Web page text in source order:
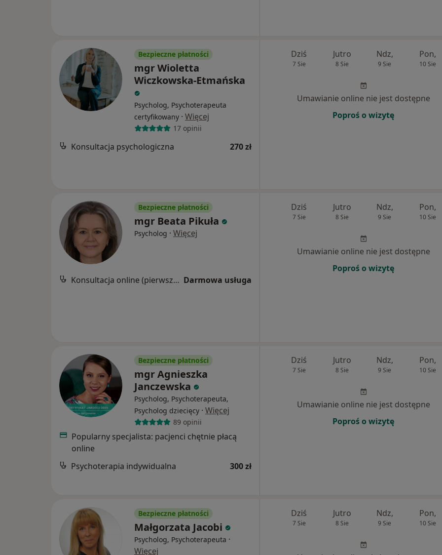
Bezpieczne płatności
mgr Wioletta
Wiczkowska-Etmańska
Psycholog, Psychoterapeuta
certyfikowany · Więcej
17 opinii
Konsultacja psychologiczna 270 zł
Dziś
7 Sie
Jutro
8 Sie
Ndz,
9 Sie
Pon,
10 Sie
Umawianie online nie jest dostępne
Poproś o wizytę
Bezpieczne płatności
mgr Beata Pikuła
Psycholog · Więcej
Konsultacja online (pierwsza wizyta) Darmowa usługa
Dziś
7 Sie
Jutro
8 Sie
Ndz,
9 Sie
Pon,
10 Sie
Umawianie online nie jest dostępne
Poproś o wizytę
Bezpieczne płatności
mgr Agnieszka
Janczewska
Psycholog, Psychoterapeuta,
Psycholog dziecięcy · Więcej
89 opinii
Popularny specjalista: pacjenci chętnie płacą
online
Psychoterapia indywidualna
300 zł
Dziś
7 Sie
Jutro
8 Sie
Ndz,
9 Sie
Pon,
10 Sie
Umawianie online nie jest dostępne
Poproś o wizytę
Bezpieczne płatności
Małgorzata Jacobi
Psycholog, Psychoterapeuta ·
Więcej
Dziś
7 Sie
Jutro
8 Sie
Ndz,
9 Sie
Pon,
10 Sie